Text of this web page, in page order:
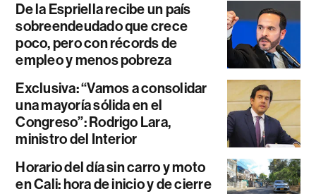
De la Espriella recibe un país
sobreendeudado que crece
poco, pero con récords de
empleo y menos pobreza
Exclusiva: “Vamos a consolidar
una mayoría sólida en el
Congreso”: Rodrigo Lara,
ministro del Interior
Horario del día sin carro y moto
en Cali: hora de inicio y de cierre